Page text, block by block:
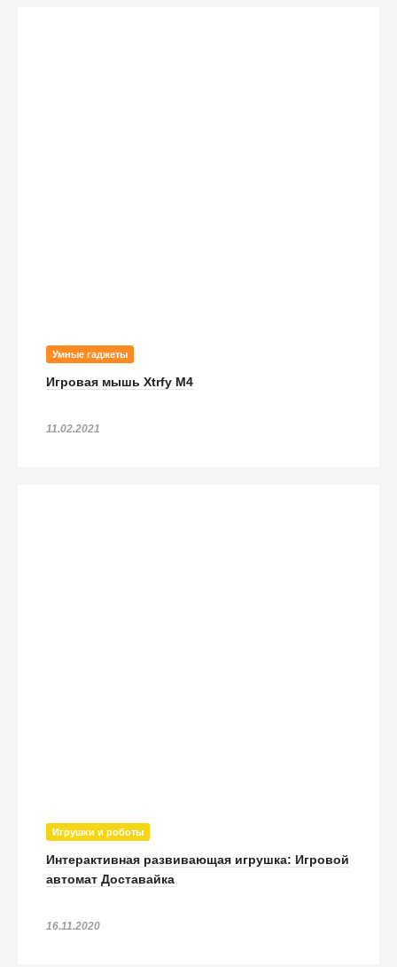
Умные гаджеты
Игровая мышь Xtrfy M4
11.02.2021
Игрушки и роботы
Интерактивная развивающая игрушка: Игровой
автомат Доставайка
16.11.2020